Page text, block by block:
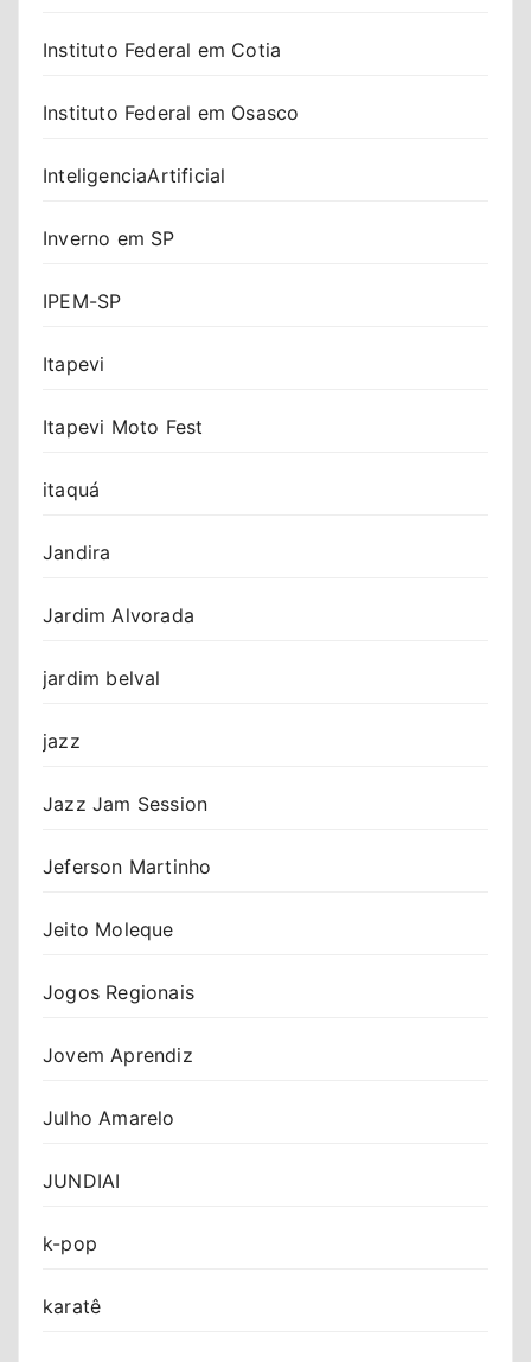
Instituto Federal em Cotia
Instituto Federal em Osasco
InteligenciaArtificial
Inverno em SP
IPEM-SP
Itapevi
Itapevi Moto Fest
itaquá
Jandira
Jardim Alvorada
jardim belval
jazz
Jazz Jam Session
Jeferson Martinho
Jeito Moleque
Jogos Regionais
Jovem Aprendiz
Julho Amarelo
JUNDIAI
k-pop
karatê